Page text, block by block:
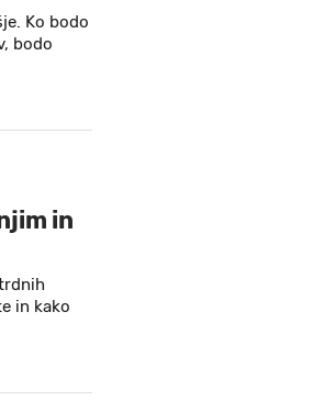
Ko bodo
bodo
in
in kako